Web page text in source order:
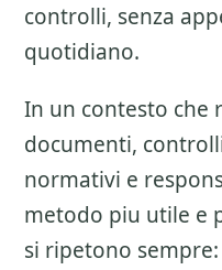
controlli, senza
quotidiano.
In un contesto che
documenti,
normativi e
metodo piu utile e
si ripetono